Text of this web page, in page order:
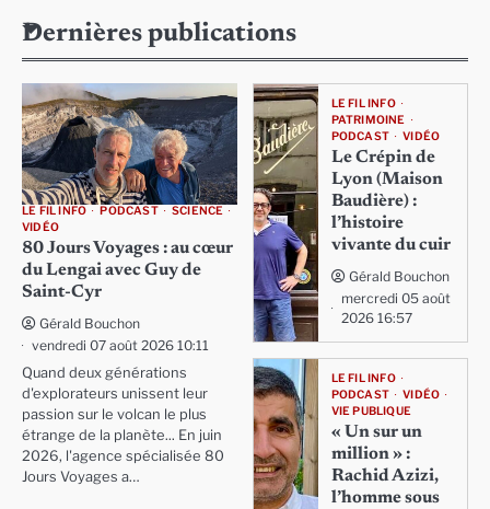
Dernières publications
LE FIL INFO PODCAST
SCIENCE
VIDÉO
80 Jours Voyages : au cœur
du Lengai avec Guy de
Saint-Cyr
Gérald Bouchon
vendredi 07 août 2026 10:11
Quand deux générations
d'explorateurs unissent leur
passion sur le volcan le plus
étrange de la planète... En juin
2026, l'agence spécialisée 80
Jours Voyages a…
LE FIL INFO
PATRIMOINE
PODCAST
VIDÉO
Le Crépin de
Lyon (Maison
Baudière) :
l’histoire
vivante du cuir
Gérald Bouchon
mercredi 05 août
2026 16:57
LE FIL INFO
PODCAST
VIDÉO
VIE PUBLIQUE
« Un sur un
million » :
Rachid Azizi,
l’homme sous